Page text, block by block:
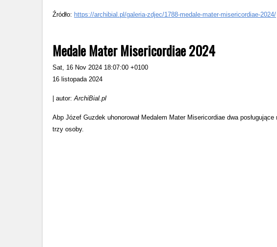
Źródło: https://archibial.pl/galeria-zdjec/1788-medale-mater-misericordiae-2024/
Medale Mater Misericordiae 2024
Sat, 16 Nov 2024 18:07:00 +0100
16 listopada 2024
| autor:ArchiBial.pl
Abp Józef Guzdek uhonorował Medalem Mater Misericordiae dwa
trzy osoby.